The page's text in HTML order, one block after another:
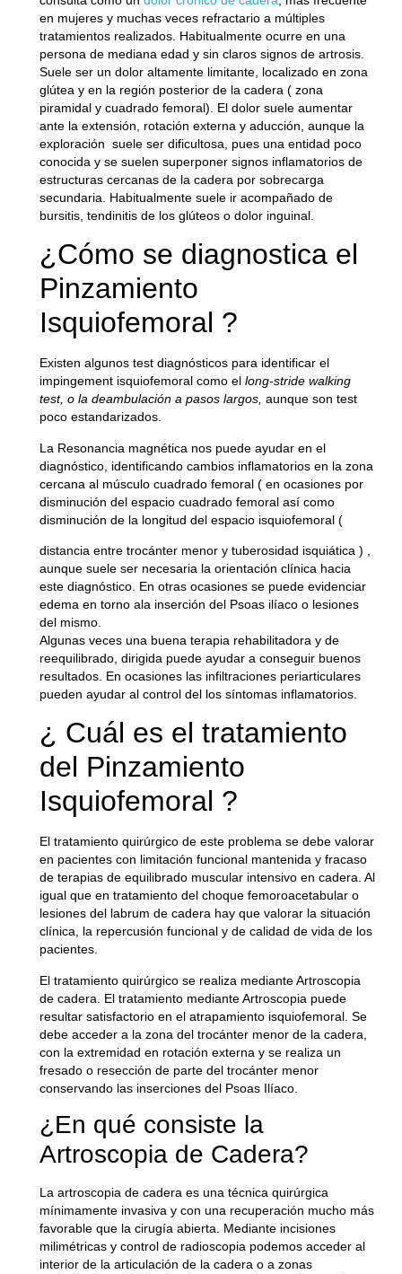
en mujeres y muchas veces refractario a múltiples
tratamientos realizados. Habitualmente ocurre en una
persona de mediana edad y sin claros signos de artrosis.
Suele ser un dolor altamente limitante, localizado en zona
glútea y en la región posterior de la cadera ( zona
piramidal y cuadrado femoral). El dolor suele aumentar
ante la extensión, rotación externa y aducción, aunque la
exploración suele ser dificultosa, pues una entidad poco
conocida y se suelen superponer signos inflamatorios de
estructuras cercanas de la cadera por sobrecarga
secundaria. Habitualmente suele ir acompañado de
bursitis, tendinitis de los glúteos o dolor inguinal.
¿Cómo se diagnostica el
Pinzamiento
Isquiofemoral ?
Existen algunos test diagnósticos para identificar el
impingement isquiofemoral como el long-stride walking
test, o la deambulación a pasos largos, aunque son test
poco estandarizados.
La Resonancia magnética nos puede ayudar en el
diagnóstico, identificando cambios inflamatorios en la zona
cercana al músculo cuadrado femoral ( en ocasiones por
disminución del espacio cuadrado femoral así como
disminución de la longitud del espacio isquiofemoral (
distancia entre trocánter menor y tuberosidad isquiática ) ,
aunque suele ser necesaria la orientación clínica hacia
este diagnóstico. En otras ocasiones se puede evidenciar
edema en torno ala inserción del Psoas ilíaco o lesiones
del mismo.
Algunas veces una buena terapia rehabilitadora y de
reequilibrado, dirigida puede ayudar a conseguir buenos
resultados. En ocasiones las infiltraciones periarticulares
pueden ayudar al control del los síntomas inflamatorios.
¿ Cuál es el tratamiento
del Pinzamiento
Isquiofemoral ?
El tratamiento quirúrgico de este problema se debe valorar
en pacientes con limitación funcional mantenida y fracaso
de terapias de equilibrado muscular intensivo en cadera. Al
igual que en tratamiento del choque femoroacetabular o
lesiones del labrum de cadera hay que valorar la situación
clínica, la repercusión funcional y de calidad de vida de los
pacientes.
El tratamiento quirúrgico se realiza mediante Artroscopia
de cadera. El tratamiento mediante Artroscopia puede
resultar satisfactorio en el atrapamiento isquiofemoral. Se
debe acceder a la zona del trocánter menor de la cadera,
con la extremidad en rotación externa y se realiza un
fresado o resección de parte del trocánter menor
conservando las inserciones del Psoas Ilíaco.
¿En qué consiste la
Artroscopia de Cadera?
La artroscopia de cadera es una técnica quirúrgica
mínimamente invasiva y con una recuperación mucho más
favorable que la cirugía abierta. Mediante incisiones
milimétricas y control de radioscopia podemos acceder al
interior de la articulación de la cadera o a zonas